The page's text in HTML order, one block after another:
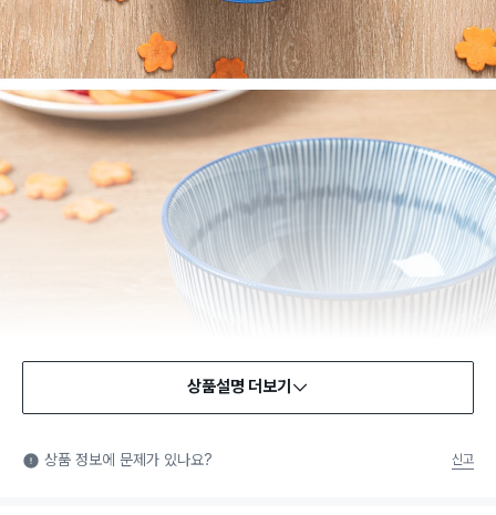
식품용 기구: 식품위생법에서 정한 규격에 따라 제조되어 식품 또
는 식품첨가물에 사용할 수 있는 식품용기구라는 표시입니다.
상품설명 더보기
상품 정보에 문제가 있나요? 신고